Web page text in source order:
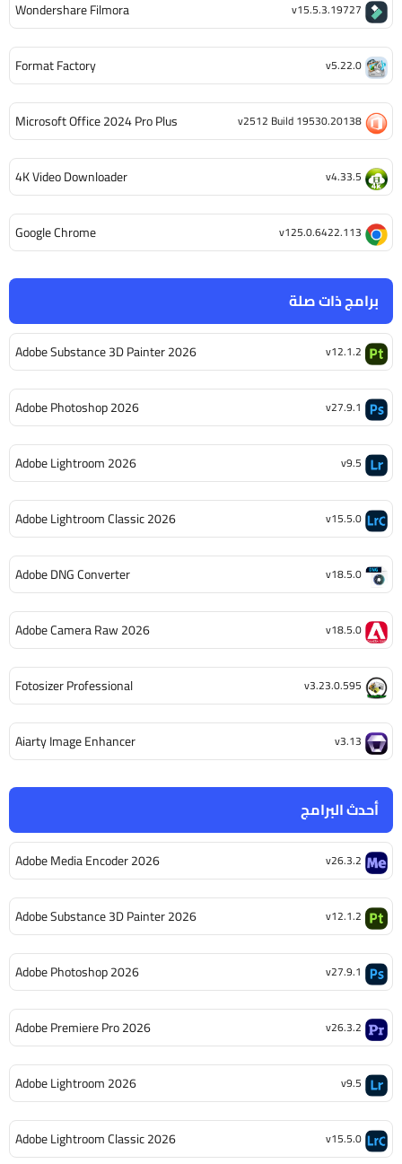
أحدث البرامج
Adobe Media Encoder 2026 v26.3.2
Adobe Substance 3D Painter 2026 v12.1.2
Adobe Photoshop 2026 v27.9.1
Adobe Premiere Pro 2026 v26.3.2
Adobe Lightroom 2026 v9.5
Adobe Lightroom Classic 2026 v15.5.0
برامج ذات صلة
Adobe Substance 3D Painter 2026 v12.1.2
Adobe Photoshop 2026 v27.9.1
Adobe Lightroom 2026 v9.5
Adobe Lightroom Classic 2026 v15.5.0
Adobe DNG Converter v18.5.0
Adobe Camera Raw 2026 v18.5.0
Fotosizer Professional v3.23.0.595
Aiarty Image Enhancer v3.13
Wondershare Filmora v15.5.3.19727
Format Factory v5.22.0
Microsoft Office 2024 Pro Plus v2512 Build 19530.20138
4K Video Downloader v4.33.5
Google Chrome v125.0.6422.113